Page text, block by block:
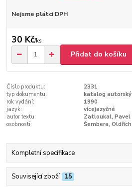
Nejsme plátci DPH
30 Kč/ks
Přidat do košíku
Číslo produktu:
2331
typ dokumentu:
katalog autorský
rok vydání:
1990
jazyk:
vícejazyčné
autor textu:
Zatloukal, Pavel
osobnosti:
Šembera, Oldřich
Kompletní specifikace
Související zboží 15